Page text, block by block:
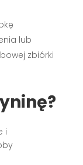
lub
zbiórki
i